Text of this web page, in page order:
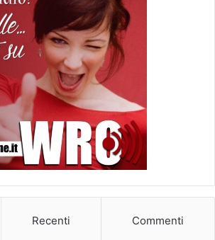
Recenti Commenti